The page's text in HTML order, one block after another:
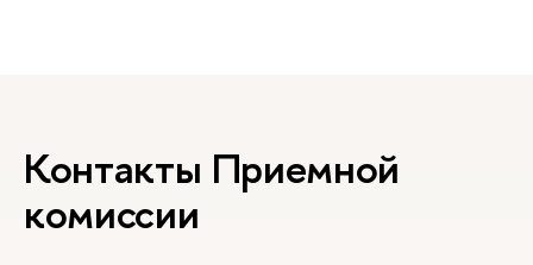
Контакты Приемной
комиссии